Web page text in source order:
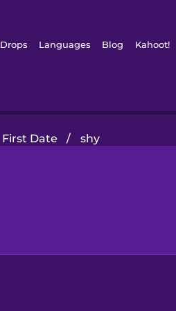
Drops Languages Blog Kahoot!
First Date / shy